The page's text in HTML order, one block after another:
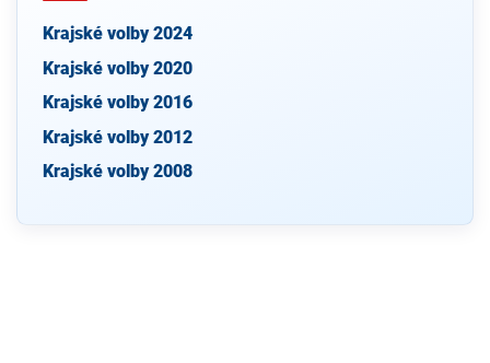
Krajské volby 2024
Krajské volby 2020
Krajské volby 2016
Krajské volby 2012
Krajské volby 2008